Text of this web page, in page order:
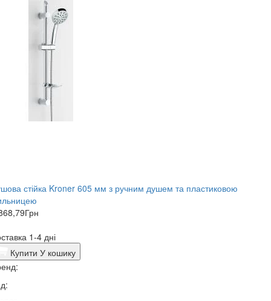
стійка Kroner 605 мм з ручним душем та пластиковою
Грн
1-4 дні
Купити У кошику